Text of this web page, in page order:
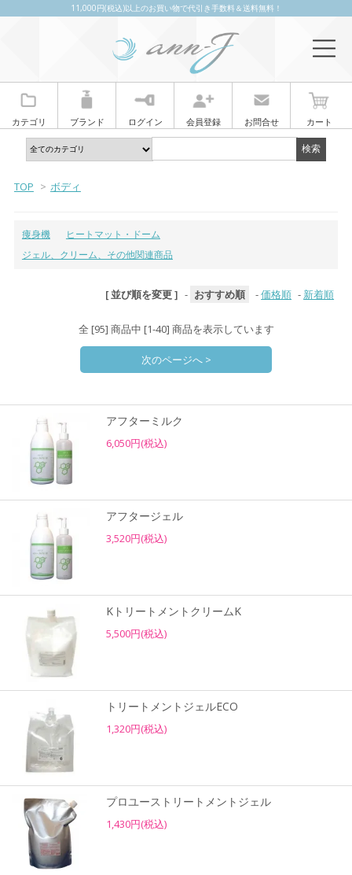
11,000円(税込)以上のお買い物で代引き手数料＆送料無料！
カテゴリ ブランド ログイン 会員登録 お問合せ カート
TOP > ボディ
痩身機
ヒートマット・ドーム
ジェル、クリーム、その他関連商品
[ 並び順を変更 ] - おすすめ順 -価格順 - 新着順
全 [95] 商品中 [1-40] 商品を表示しています
次のページへ >
アフターミルク
6,050円(税込)
アフタージェル
3,520円(税込)
KトリートメントクリームK
5,500円(税込)
トリートメントジェルECO
1,320円(税込)
プロユーストリートメントジェル
1,430円(税込)